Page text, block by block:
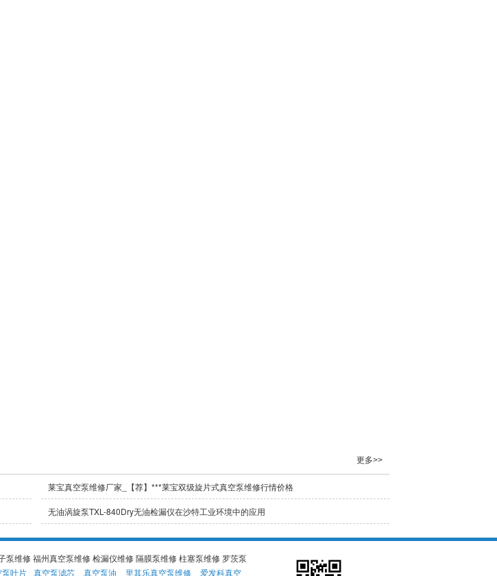
更多>>
莱宝真空泵维修厂家_【荐】***莱宝双级旋片式真空泵维修行情价格
无油涡旋泵TXL-840Dry无油检漏仪在沙特工业环境中的应用
维修 福州真空泵维修 检漏仪维修 隔膜泵维修 柱塞泵维修 罗茨泵
泵叶片 真空泵滤芯 真空泵油 里其乐真空泵维修 爱发科真空